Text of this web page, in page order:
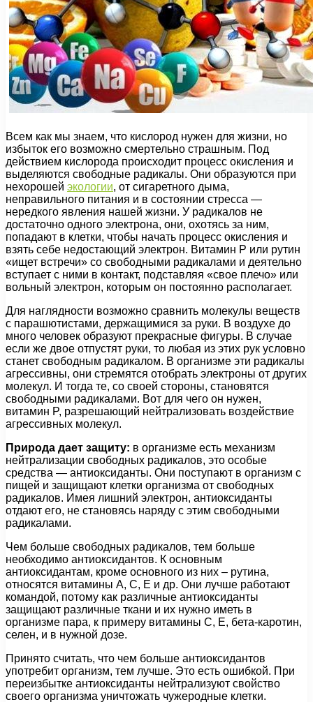
Всем как мы знаем, что кислород нужен для жизни, но
избыток его возможно смертельно страшным. Под
действием кислорода происходит процесс окисления и
выделяются свободные радикалы. Они образуются при
нехорошей экологии, от сигаретного дыма,
неправильного питания и в состоянии стресса —
нередкого явления нашей жизни. У радикалов не
достаточно одного электрона, они, охотясь за ним,
попадают в клетки, чтобы начать процесс окисления и
взять себе недостающий электрон. Витамин P или рутин
«ищет встречи» со свободными радикалами и деятельно
вступает с ними в контакт, подставляя «свое плечо» или
вольный электрон, которым он постоянно располагает.
Для наглядности возможно сравнить молекулы веществ
с парашютистами, держащимися за руки. В воздухе до
много человек образуют прекрасные фигуры. В случае
если же двое отпустят руки, то любая из этих рук условно
станет свободным радикалом. В организме эти радикалы
агрессивны, они стремятся отобрать электроны от других
молекул. И тогда те, со своей стороны, становятся
свободными радикалами. Вот для чего он нужен,
витамин P, разрешающий нейтрализовать воздействие
агрессивных молекул.
Природа дает защиту: в организме есть механизм
нейтрализации свободных радикалов, это особые
средства — антиоксиданты. Они поступают в организм с
пищей и защищают клетки организма от свободных
радикалов. Имея лишний электрон, антиоксиданты
отдают его, не становясь наряду с этим свободными
радикалами.
Чем больше свободных радикалов, тем больше
необходимо антиоксидантов. К основным
антиоксидантам, кроме основного из них – рутина,
относятся витамины А, С, Е и др. Они лучше работают
командой, потому как различные антиоксиданты
защищают различные ткани и их нужно иметь в
организме пара, к примеру витамины С, Е, бета-каротин,
селен, и в нужной дозе.
Принято считать, что чем больше антиоксидантов
употребит организм, тем лучше. Это есть ошибкой. При
переизбытке антиоксиданты нейтрализуют свойство
своего организма уничтожать чужеродные клетки.